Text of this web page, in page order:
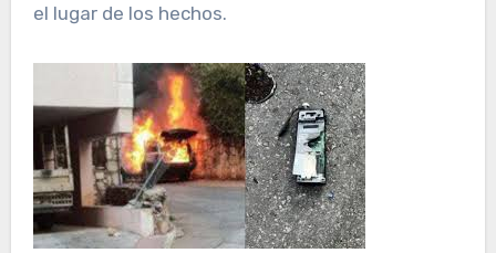
el lugar de los hechos.